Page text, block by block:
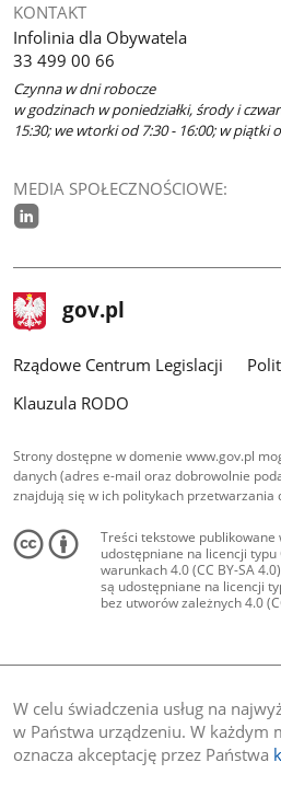
W celu świadczenia usług na
w Państwa urządzeniu. W
oznacza akceptację przez Państwa
KONTAKT
Infolinia dla Obywatela
33 499 00 66
Czynna w dni robocze
w godzinach w poniedziałki, środy i
15:30; we wtorki od 7:30 - 16:00; w piątki
MEDIA SPOŁECZNOŚCIOWE:
stopka
gov.pl Strona
gov.pl
Rządowe Centrum Legislacji
Klauzula RODO
Strony dostępne w domenie www.gov.pl
danych (adres e-mail oraz dobrowolnie
znajdują się w ich politykach przetwarzania
Treści tekstowe publikowane
udostępniane na licencji
warunkach 4.0 (CC BY-SA
są udostępniane na licencji
bez utworów zależnych 4.0